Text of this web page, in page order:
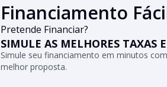
Financiamento
Pretende Financiar?
SIMULE AS MELHORES TAXAS
Simule seu financiamento em minutos
melhor proposta.